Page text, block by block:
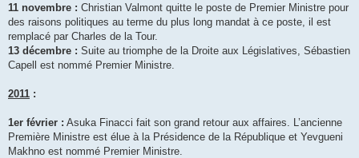
11 novembre : Christian Valmont quitte le poste de Premier Ministre pour
des raisons politiques au terme du plus long mandat à ce poste, il est
remplacé par Charles de la Tour.
13 décembre : Suite au triomphe de la Droite aux Législatives, Sébastien
Capell est nommé Premier Ministre.
2011 :
1er février : Asuka Finacci fait son grand retour aux affaires. L’ancienne
Première Ministre est élue à la Présidence de la République et Yevgueni
Makhno est nommé Premier Ministre.